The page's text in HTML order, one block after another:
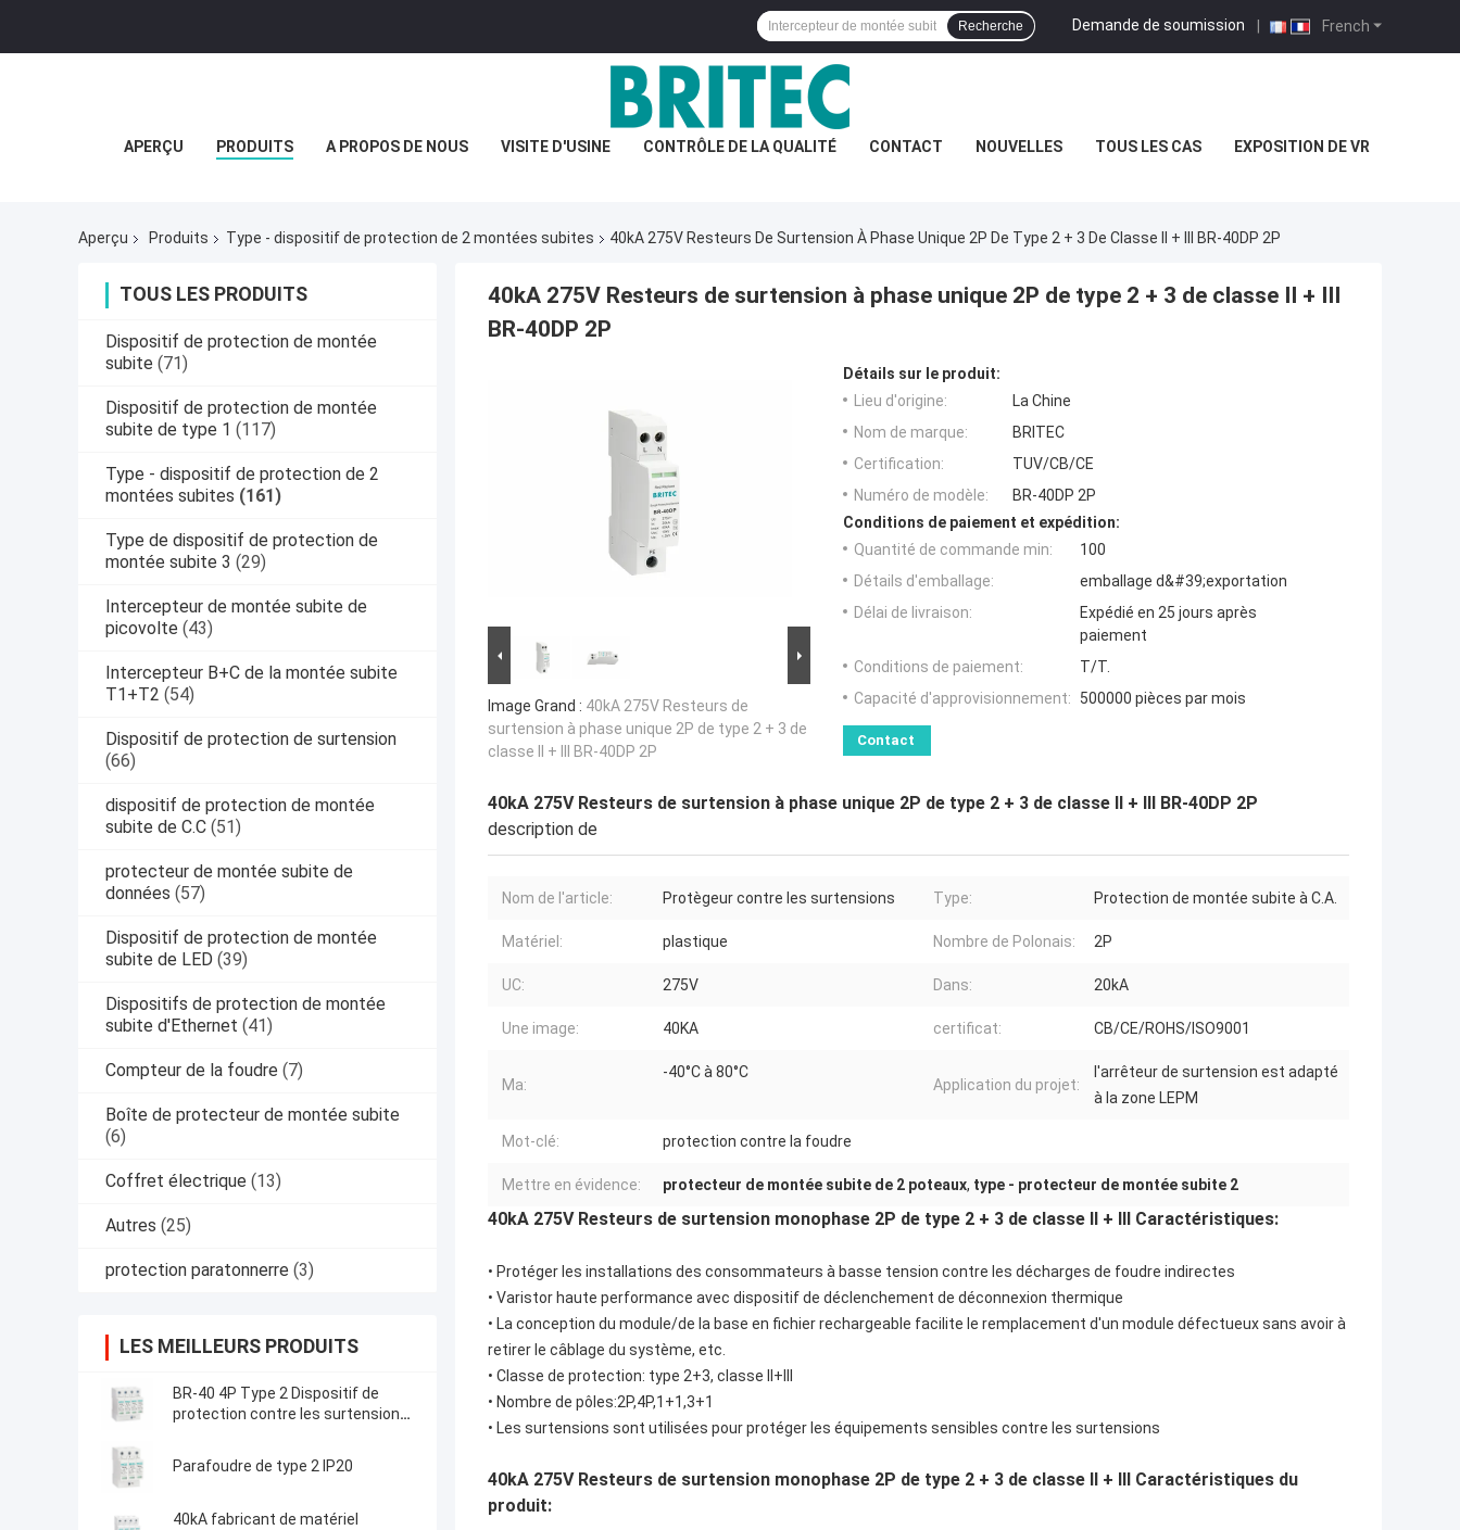
French
Demande de soumission |
Recherche
APERÇU PRODUITS A PROPOS DE NOUS VISITE D'USINE CONTRÔLE DE LA QUALITÉ CONTACT NOUVELLES TOUS LES CAS EXPOSITION DE VR
Aperçu Produits Type - dispositif de protection de 2 montées subites 40kA 275V Resteurs De Surtension À Phase Unique 2P De Type 2 + 3 De Classe II + III BR-40DP 2P
TOUS LES PRODUITS
Dispositif de protection de montée
subite (71)
Dispositif de protection de montée
subite de type 1 (117)
Type - dispositif de protection de 2
montées subites (161)
Type de dispositif de protection de
montée subite 3 (29)
Intercepteur de montée subite de
picovolte (43)
Intercepteur B+C de la montée subite
T1+T2 (54)
Dispositif de protection de surtension
(66)
dispositif de protection de montée
subite de C.C (51)
protecteur de montée subite de
données (57)
Dispositif de protection de montée
subite de LED (39)
Dispositifs de protection de montée
subite d'Ethernet (41)
Compteur de la foudre (7)
Boîte de protecteur de montée subite
(6)
Coffret électrique (13)
Autres (25)
protection paratonnerre (3)
LES MEILLEURS PRODUITS
BR-40 4P Type 2 Dispositif de
protection contre les surtensions
Parafoudre de type 2 IP20
40kA fabricant de matériel
40kA 275V Resteurs de surtension à phase unique 2P de type 2 + 3 de classe II + III
BR-40DP 2P
Image Grand : 40kA 275V Resteurs de
surtension à phase unique 2P de type 2 + 3 de
classe II + III BR-40DP 2P
Détails sur le produit:
Lieu d'origine:
La Chine
Nom de marque:
BRITEC
Certification:
TUV/CB/CE
Numéro de modèle:
BR-40DP 2P
Conditions de paiement et expédition:
Quantité de commande min:
100
Détails d'emballage:
emballage d&#39;exportation
Délai de livraison:
Expédié en 25 jours après
paiement
Conditions de paiement:
T/T.
Capacité d'approvisionnement:
500000 pièces par mois
Contact
40kA 275V Resteurs de surtension à phase unique 2P de type 2 + 3 de classe II + III BR-40DP 2P
description de
Nom de l'article: Protègeur contre les surtensions Type: Protection de montée subite à C.A.
Matériel: plastique Nombre de Polonais: 2P
UC: 275V Dans: 20kA
Une image: 40KA certificat: CB/CE/ROHS/ISO9001
Ma:
-40°C à 80°C
Application du projet:
l'arrêteur de surtension est adapté
à la zone LEPM
Mot-clé: protection contre la foudre
Mettre en évidence: protecteur de montée subite de 2 poteaux, type - protecteur de montée subite 2
40kA 275V Resteurs de surtension monophase 2P de type 2 + 3 de classe II + III Caractéristiques:
• Protéger les installations des consommateurs à basse tension contre les décharges de foudre indirectes
• Varistor haute performance avec dispositif de déclenchement de déconnexion thermique
• La conception du module/de la base en fichier rechargeable facilite le remplacement d'un module défectueux sans avoir à
retirer le câblage du système, etc.
• Classe de protection: type 2+3, classe II+III
• Nombre de pôles:2P,4P,1+1,3+1
• Les surtensions sont utilisées pour protéger les équipements sensibles contre les surtensions
40kA 275V Resteurs de surtension monophase 2P de type 2 + 3 de classe II + III Caractéristiques du
produit: